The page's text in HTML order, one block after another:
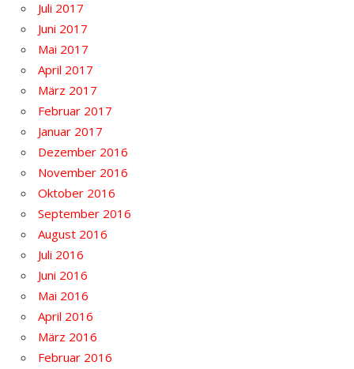
Juli 2017
Juni 2017
Mai 2017
April 2017
März 2017
Februar 2017
Januar 2017
Dezember 2016
November 2016
Oktober 2016
September 2016
August 2016
Juli 2016
Juni 2016
Mai 2016
April 2016
März 2016
Februar 2016